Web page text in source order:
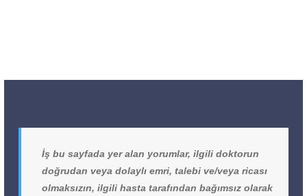
İş bu sayfada yer alan yorumlar, ilgili doktorun
doğrudan veya dolaylı emri, talebi ve/veya ricası
olmaksızın, ilgili hasta tarafından bağımsız olarak